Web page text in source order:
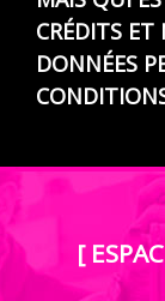
CRÉDITS
DONNÉES
[